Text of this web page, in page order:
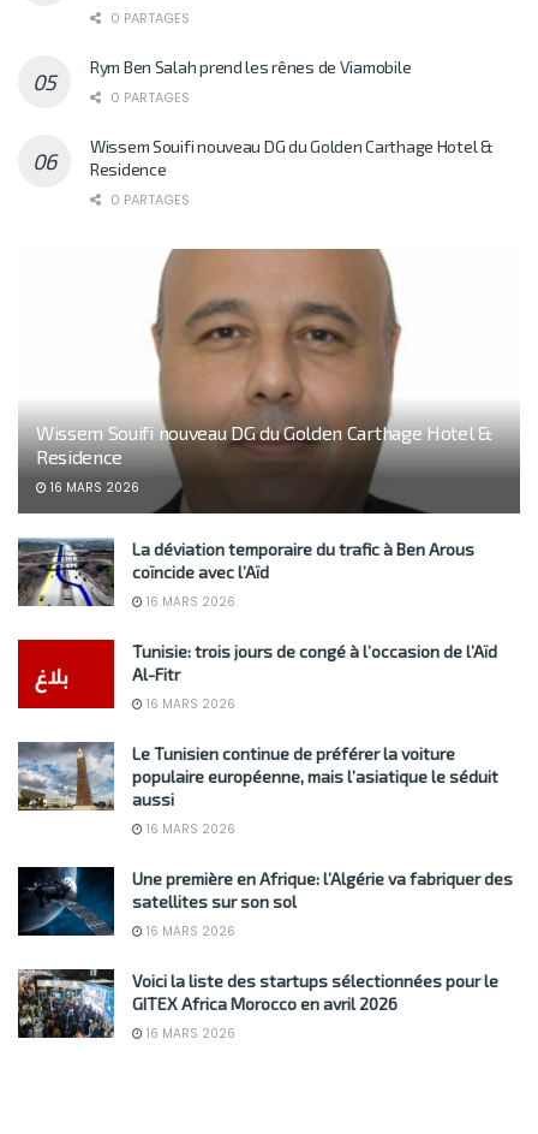
0 PARTAGES
Rym Ben Salah prend les rênes de Viamobile
0 PARTAGES
Wissem Souifi nouveau DG du Golden Carthage Hotel &
Residence
0 PARTAGES
Wissem Souifi nouveau DG du Golden Carthage Hotel &
Residence
16 MARS 2026
La déviation temporaire du trafic à Ben Arous
coïncide avec l’Aïd
16 MARS 2026
Tunisie: trois jours de congé à l’occasion de l’Aïd
Al-Fitr
16 MARS 2026
Le Tunisien continue de préférer la voiture
populaire européenne, mais l’asiatique le séduit
aussi
16 MARS 2026
Une première en Afrique: l’Algérie va fabriquer des
satellites sur son sol
16 MARS 2026
Voici la liste des startups sélectionnées pour le
GITEX Africa Morocco en avril 2026
16 MARS 2026